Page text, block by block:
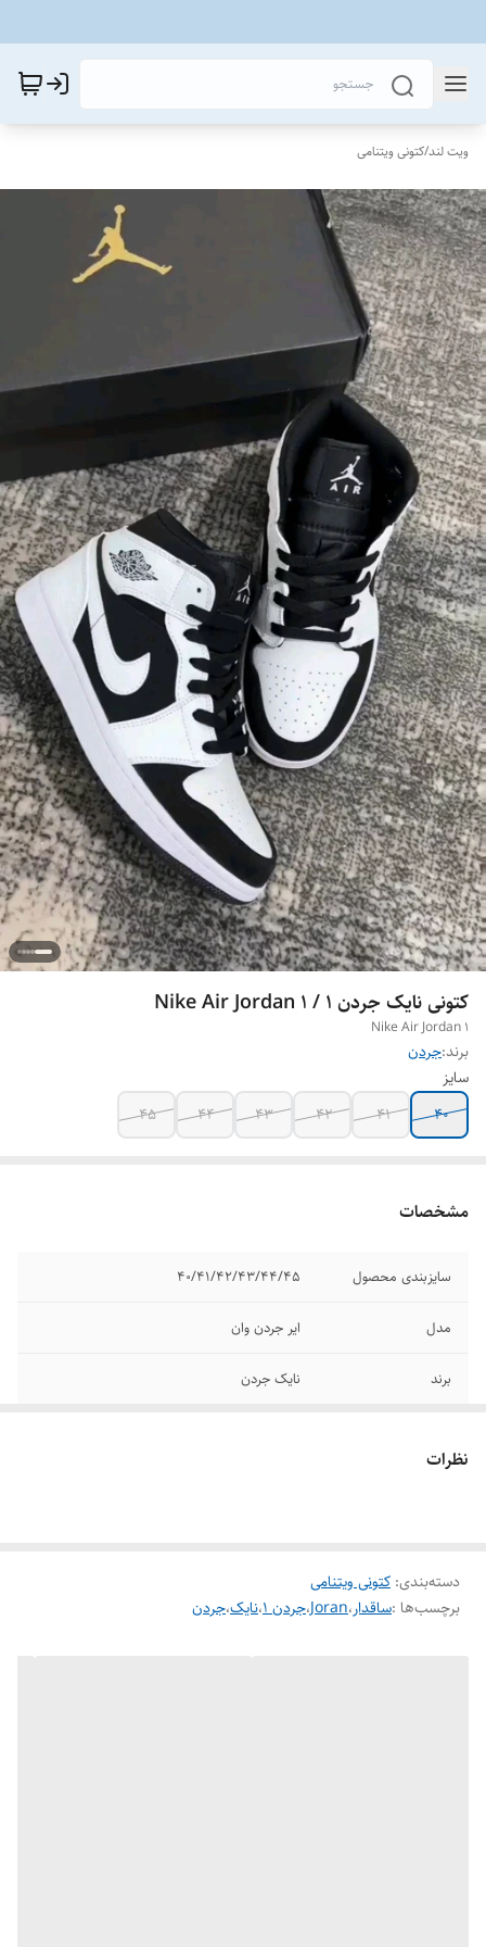
ویت لند/کتونی ویتنامی
کتونی نایک جردن ۱ / Nike Air Jordan 1
Nike Air Jordan 1
برند:جردن
سایز
۴۰
۴۱ ۴۲ ۴۳ ۴۴ ۴۵
مشخصات
سایزبندی محصول ۴۰/۴۱/۴۲/۴۳/۴۴/۴۵
مدل ایر جردن وان
برند نایک جردن
قابلیت تنفس پذیری
نظرات
دسته‌بندی: کتونی ویتنامی
برچسب‌ها :ساقدار،Joran،جردن ۱ ،نایک،جردن